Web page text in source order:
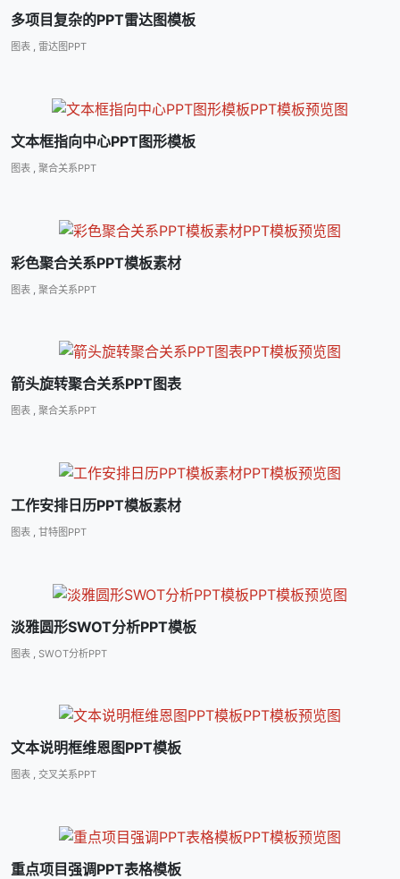
多项目复杂的PPT雷达图模板
图表 , 雷达图PPT
文本框指向中心PPT图形模板
图表 , 聚合关系PPT
彩色聚合关系PPT模板素材
图表 聚合关系PPT
箭头旋转聚合关系PPT图表
图表 , 聚合关系PPT
工作安排日历PPT模板素材
图表 , 甘特图PPT
淡雅圆形SWOT分析PPT模板
图表 SWOT分析PPT
文本说明框维恩图PPT模板
图表 , 交叉关系PPT
重点项目强调PPT表格模板